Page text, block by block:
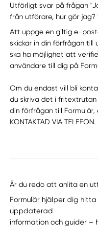
Utförligt svar på frågan
från utförare, hur gör jag?
Att uppge en giltig e-
skickar in din förfrågan
ska ha möjlighet att
användare till dig på
Om du endast vill bli
du skriva det i
din förfrågan till Formulär,
KONTAKTAD VIA TELEFON.
Är du redo att anlita en
Formulär hjälper dig
uppdaterad
information och guider –